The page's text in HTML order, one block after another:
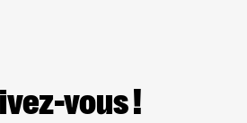
vous !